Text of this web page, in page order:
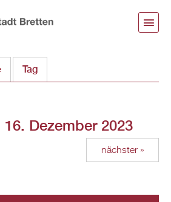
Tag
Dezember 2023
nächster »